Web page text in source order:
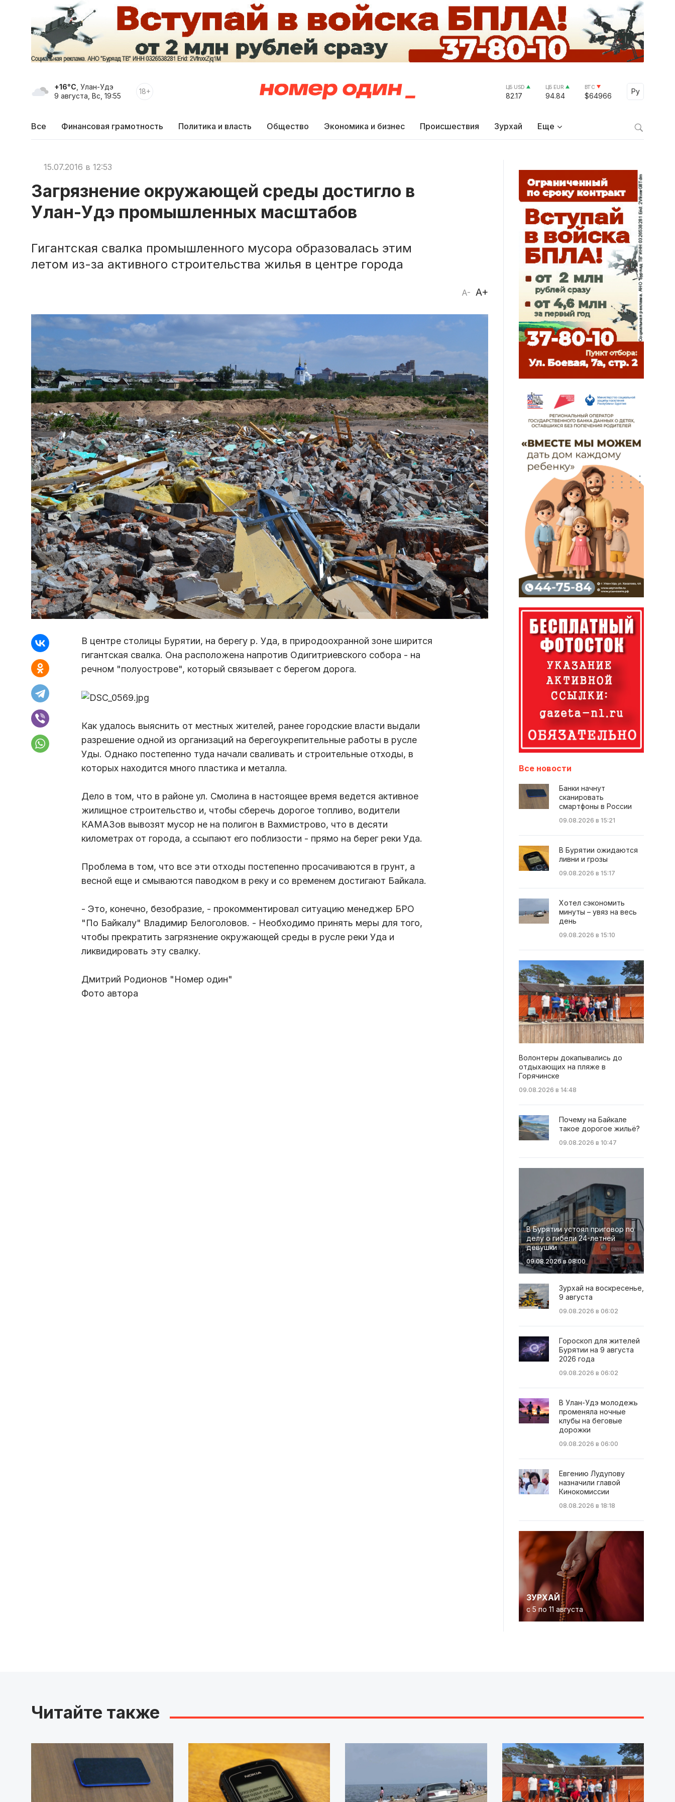
+16°C , Улан-Удэ
9 августа, Вс, 19:55
18+ ЦБ USD
82.17
ЦБ EUR
94.84
BTC
$64966
Ру
Select
Все Финансовая грамотность Политика и власть Общество Экономика и бизнес Происшествия Зурхай Еще
15.07.2016 в 12:53
Загрязнение окружающей среды достигло в
Улан-Удэ промышленных масштабов
Гигантская свалка промышленного мусора образовалась этим
летом из-за активного строительства жилья в центре города
A- A+
В центре столицы Бурятии, на берегу р. Уда, в природоохранной зоне ширится
гигантская свалка. Она расположена напротив Одигитриевского собора - на
речном "полуострове", который связывает с берегом дорога.
Как удалось выяснить от местных жителей, ранее городские власти выдали
разрешение одной из организаций на берегоукрепительные работы в русле
Уды. Однако постепенно туда начали сваливать и строительные отходы, в
которых находится много пластика и металла.
Дело в том, что в районе ул. Смолина в настоящее время ведется активное
жилищное строительство и, чтобы сберечь дорогое топливо, водители
КАМАЗов вывозят мусор не на полигон в Вахмистрово, что в десяти
километрах от города, а ссыпают его поблизости - прямо на берег реки Уда.
Проблема в том, что все эти отходы постепенно просачиваются в грунт, а
весной еще и смываются паводком в реку и со временем достигают Байкала.
- Это, конечно, безобразие, - прокомментировал ситуацию менеджер БРО
"По Байкалу" Владимир Белоголовов. - Необходимо принять меры для того,
чтобы прекратить загрязнение окружающей среды в русле реки Уда и
ликвидировать эту свалку.
Дмитрий Родионов "Номер один"
Фото автора
Все новости
Банки начнут
сканировать
смартфоны в России
09.08.2026 в 15:21
В Бурятии ожидаются
ливни и грозы
09.08.2026 в 15:17
Хотел сэкономить
минуты – увяз на весь
день
09.08.2026 в 15:10
Волонтеры докапывались до
отдыхающих на пляже в
Горячинске
09.08.2026 в 14:48
Почему на Байкале
такое дорогое жильё?
09.08.2026 в 10:47
В Бурятии устоял приговор по
делу о гибели 24-летней
девушки
09.08.2026 в 08:00
Зурхай на воскресенье,
9 августа
09.08.2026 в 06:02
Гороскоп для жителей
Бурятии на 9 августа
2026 года
09.08.2026 в 06:02
В Улан-Удэ молодежь
променяла ночные
клубы на беговые
дорожки
09.08.2026 в 06:00
Евгению Лудупову
назначили главой
Кинокомиссии
08.08.2026 в 18:18
ЗУРХАЙ
с 5 по 11 августа
Читайте также